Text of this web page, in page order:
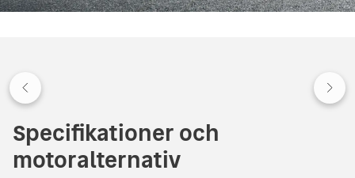
Specifikationer och
motoralternativ